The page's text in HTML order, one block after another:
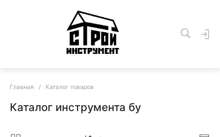
Главная / Каталог товаров
Каталог инструмента бу